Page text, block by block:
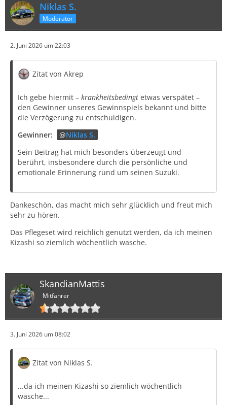
Niklas S.
Moderator
2. Juni 2026 um 22:03
Zitat von Akrep
Ich gebe hiermit – krankheitsbedingt etwas verspätet –
den Gewinner unseres Gewinnspiels bekannt und bitte
die Verzögerung zu entschuldigen.
Gewinner:
Niklas S.
Sein Beitrag hat mich besonders überzeugt und
berührt, insbesondere durch die persönliche und
emotionale Erinnerung rund um seinen Suzuki.
Dankeschön, das macht mich sehr glücklich und freut mich
sehr zu hören.
Das Pflegeset wird reichlich genutzt werden, da ich meinen
Kizashi so ziemlich wöchentlich wasche.
SkandianMattis
Mitfahrer
3. Juni 2026 um 08:02
Zitat von Niklas S.
...da ich meinen Kizashi so ziemlich wöchentlich
wasche...